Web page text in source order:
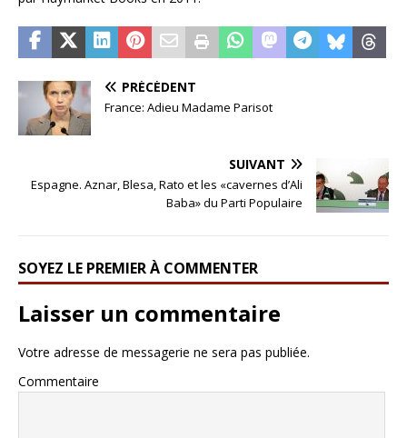
PRÉCÉDENT
France: Adieu Madame Parisot
SUIVANT
Espagne. Aznar, Blesa, Rato et les «cavernes d’Ali
Baba» du Parti Populaire
SOYEZ LE PREMIER À COMMENTER
Laisser un commentaire
Votre adresse de messagerie ne sera pas publiée.
Commentaire